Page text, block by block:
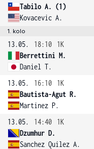
Tabilo A. (1)
Kovacevic A.
1. kolo
13.05. 18:10
1K
Berrettini M.
Daniel T.
13.05.
16:10
1K
Bautista-Agut R.
Martinez P.
13.05.
14:40
1K
Dzumhur D.
Sanchez Quilez A.